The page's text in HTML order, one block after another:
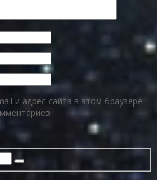
и адрес сайта в этом браузере